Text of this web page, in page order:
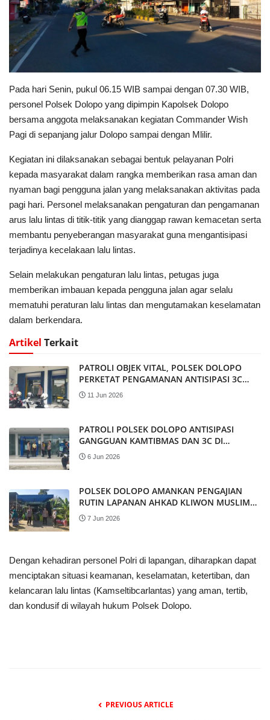
Polri TV
Policetube
IKM
Pada hari Senin, pukul 06.15 WIB sampai dengan 07.30 WIB,
personel Polsek Dolopo yang dipimpin Kapolsek Dolopo
bersama anggota melaksanakan kegiatan Commander Wish
Pagi di sepanjang jalur Dolopo sampai dengan Mlilir.
Kegiatan ini dilaksanakan sebagai bentuk pelayanan Polri
kepada masyarakat dalam rangka memberikan rasa aman dan
nyaman bagi pengguna jalan yang melaksanakan aktivitas pada
pagi hari. Personel melaksanakan pengaturan dan pengamanan
arus lalu lintas di titik-titik yang dianggap rawan kemacetan serta
membantu penyeberangan masyarakat guna mengantisipasi
terjadinya kecelakaan lalu lintas.
Selain melakukan pengaturan lalu lintas, petugas juga
memberikan imbauan kepada pengguna jalan agar selalu
mematuhi peraturan lalu lintas dan mengutamakan keselamatan
dalam berkendara.
Artikel Terkait
PATROLI OBJEK VITAL, POLSEK DOLOPO
PERKETAT PENGAMANAN ANTISIPASI 3C
DAN GANGGUAN KAMTIBMAS
11 Jun 2026
PATROLI POLSEK DOLOPO ANTISIPASI
GANGGUAN KAMTIBMAS DAN 3C DI
WILAYAH KECAMATAN DOLOPO
6 Jun 2026
POLSEK DOLOPO AMANKAN PENGAJIAN
RUTIN LAPANAN AHKAD KLIWON MUSLIMAT
NU DI DESA BLIMBING
7 Jun 2026
Dengan kehadiran personel Polri di lapangan, diharapkan dapat
menciptakan situasi keamanan, keselamatan, ketertiban, dan
kelancaran lalu lintas (Kamseltibcarlantas) yang aman, tertib,
dan kondusif di wilayah hukum Polsek Dolopo.
PREVIOUS ARTICLE